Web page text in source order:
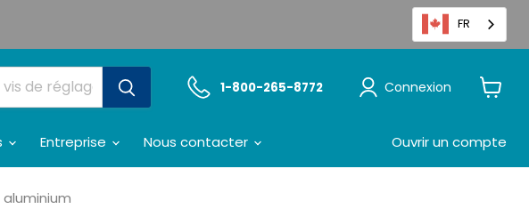
FR
1-800-265-8772 Connexion
panier
Entreprise Nous contacter Ouvrir un compte